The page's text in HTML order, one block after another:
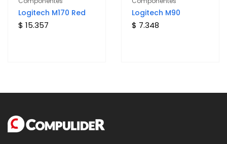
Logitech M170 Red
$ 15.357
Logitech M90
$ 7.348